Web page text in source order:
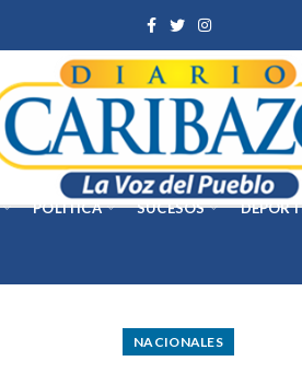
POLÍTICA SUCESOS
NACIONALES